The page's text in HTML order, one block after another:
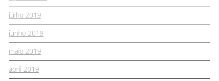
julho 2019
junho 2019
maio 2019
abril 2019